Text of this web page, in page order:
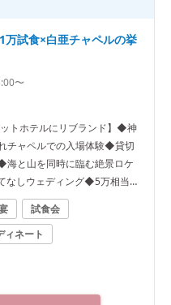
万試食×白亜チャペルの挙
〜
ットホテルにリブランド】◆神
チャペルでの入場体験◆貸切
と山を同時に臨む絶景ロケ
なしウェディング◆5万相当8
試食会
ィネート